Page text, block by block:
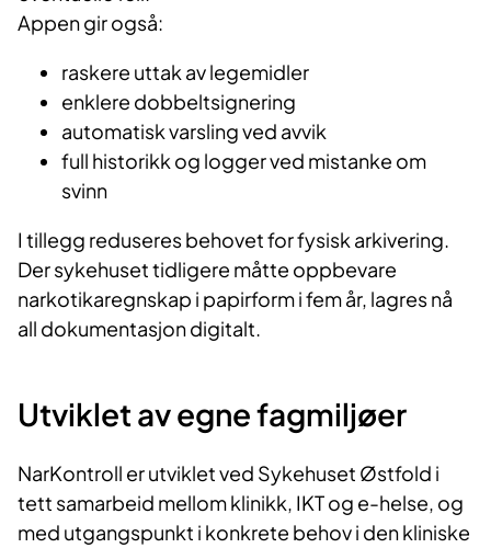
Appen gir også:
raskere uttak av legemidler
enklere dobbeltsignering
automatisk varsling ved avvik
full historikk og logger ved mistanke om
svinn
I tillegg reduseres behovet for fysisk arkivering.
Der sykehuset tidligere måtte oppbevare
narkotikaregnskap i papirform i fem år, lagres nå
all dokumentasjon digitalt.
Utviklet av egne fagmiljøer
NarKontroll er utviklet ved Sykehuset Østfold i
tett samarbeid mellom klinikk, IKT og e-helse, og
med utgangspunkt i konkrete behov i den kliniske